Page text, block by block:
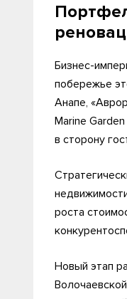
Бизнес-
побережье
Анапе,
Marine
в сторону
роста
Новый этап